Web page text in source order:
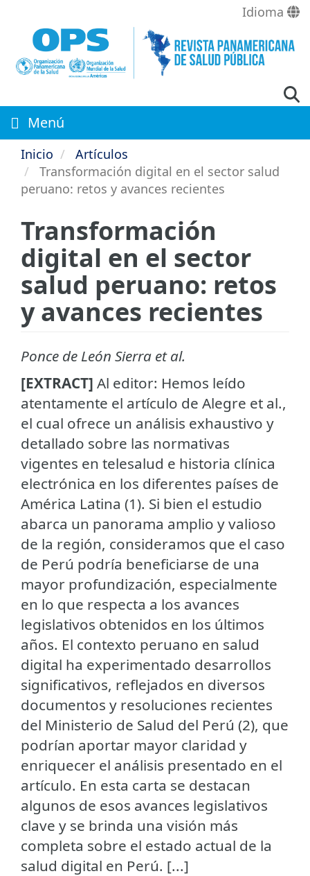
contenido
principal
Idioma
Menú
Inicio
Artículos
Transformación digital en el sector salud
peruano: retos y avances recientes
Transformación
digital en el sector
salud peruano: retos
y avances recientes
Ponce de León Sierra et al.
[EXTRACT] Al editor: Hemos leído
atentamente el artículo de Alegre et al.,
el cual ofrece un análisis exhaustivo y
detallado sobre las normativas
vigentes en telesalud e historia clínica
electrónica en los diferentes países de
América Latina (1). Si bien el estudio
abarca un panorama amplio y valioso
de la región, consideramos que el caso
de Perú podría beneficiarse de una
mayor profundización, especialmente
en lo que respecta a los avances
legislativos obtenidos en los últimos
años. El contexto peruano en salud
digital ha experimentado desarrollos
significativos, reflejados en diversos
documentos y resoluciones recientes
del Ministerio de Salud del Perú (2), que
podrían aportar mayor claridad y
enriquecer el análisis presentado en el
artículo. En esta carta se destacan
algunos de esos avances legislativos
clave y se brinda una visión más
completa sobre el estado actual de la
salud digital en Perú. [...]